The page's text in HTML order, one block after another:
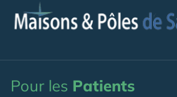
Pour les Patients